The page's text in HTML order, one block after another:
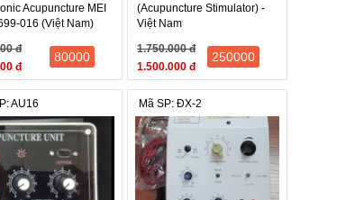
Acupuncture MEI
016 (Việt Nam)
đ
đ
80000
(Acupuncture Stimulator) -
Việt Nam
1.750.000 đ
1.500.000 đ
250000
AU16 Mã SP: ĐX-2